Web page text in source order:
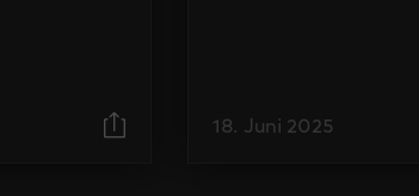
18. Juni 2025